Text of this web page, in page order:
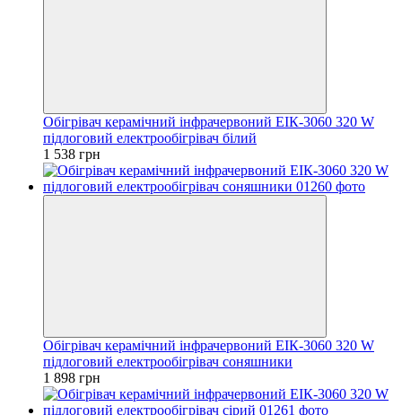
Обігрівач керамічний інфрачервоний ЕІК-3060 320 W
підлоговий електрообігрівач білий
1 538 грн
Обігрівач керамічний інфрачервоний ЕІК-3060 320 W
підлоговий електрообігрівач соняшники
1 898 грн